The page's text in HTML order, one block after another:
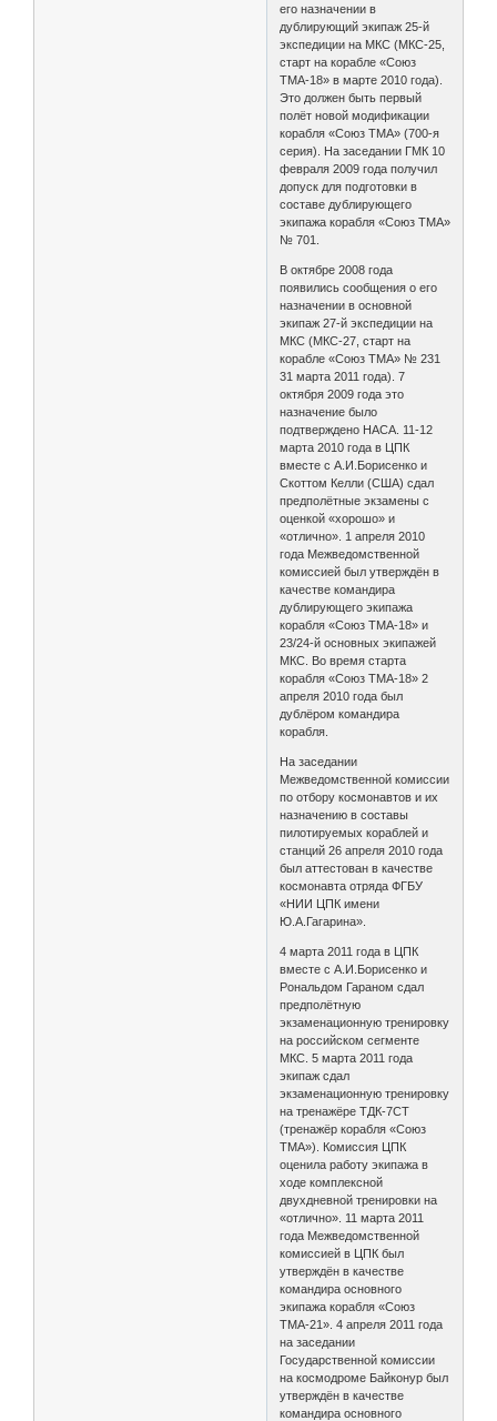
его назначении в
дублирующий экипаж 25-й
экспедиции на МКС (МКС-25,
старт на корабле «Союз
ТМА-18» в марте 2010 года).
Это должен быть первый
полёт новой модификации
корабля «Союз ТМА» (700-я
серия). На заседании ГМК 10
февраля 2009 года получил
допуск для подготовки в
составе дублирующего
экипажа корабля «Союз ТМА»
№ 701.
В октябре 2008 года
появились сообщения о его
назначении в основной
экипаж 27-й экспедиции на
МКС (МКС-27, старт на
корабле «Союз ТМА» № 231
31 марта 2011 года). 7
октября 2009 года это
назначение было
подтверждено НАСА. 11-12
марта 2010 года в ЦПК
вместе с А.И.Борисенко и
Скоттом Келли (США) сдал
предполётные экзамены с
оценкой «хорошо» и
«отлично». 1 апреля 2010
года Межведомственной
комиссией был утверждён в
качестве командира
дублирующего экипажа
корабля «Союз ТМА-18» и
23/24-й основных экипажей
МКС. Во время старта
корабля «Союз ТМА-18» 2
апреля 2010 года был
дублёром командира
корабля.
На заседании
Межведомственной комиссии
по отбору космонавтов и их
назначению в составы
пилотируемых кораблей и
станций 26 апреля 2010 года
был аттестован в качестве
космонавта отряда ФГБУ
«НИИ ЦПК имени
Ю.А.Гагарина».
4 марта 2011 года в ЦПК
вместе с А.И.Борисенко и
Рональдом Гараном сдал
предполётную
экзаменационную тренировку
на российском сегменте
МКС. 5 марта 2011 года
экипаж сдал
экзаменационную тренировку
на тренажёре ТДК-7СТ
(тренажёр корабля «Союз
ТМА»). Комиссия ЦПК
оценила работу экипажа в
ходе комплексной
двухдневной тренировки на
«отлично». 11 марта 2011
года Межведомственной
комиссией в ЦПК был
утверждён в качестве
командира основного
экипажа корабля «Союз
ТМА-21». 4 апреля 2011 года
на заседании
Государственной комиссии
на космодроме Байконур был
утверждён в качестве
командира основного